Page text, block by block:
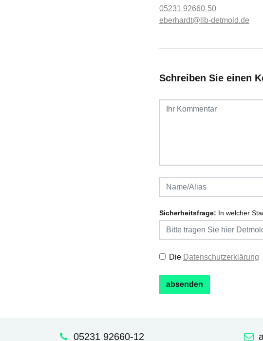
05231 92660-50
eberhardt@llb-detmold.de
Schreiben Sie einen
Sicherheitsfrage: In welcher
Die Datenschutzerklärung
05231 92660-12